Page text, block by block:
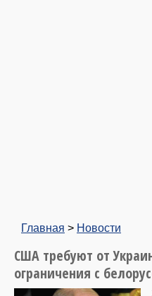
Главная > Новости
США требуют от
ограничения с